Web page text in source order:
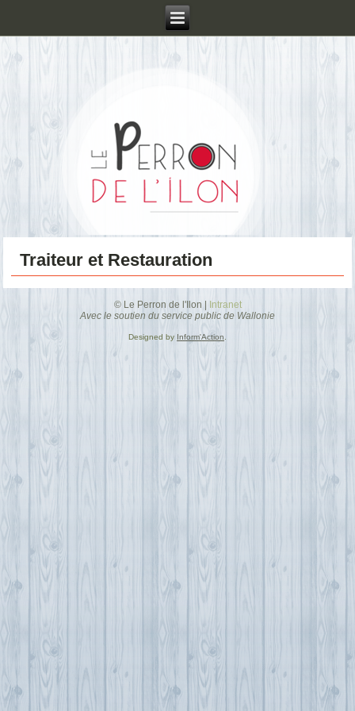
Traiteur et Restauration
© Le Perron de l'Ilon | Intranet
Avec le soutien du service public de Wallonie
Designed by Inform'Action